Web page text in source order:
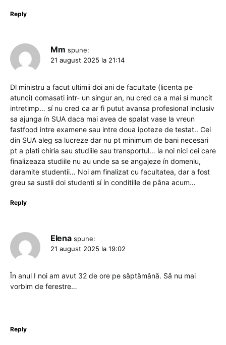
Reply
Mm spune:
21 august 2025 la 21:14
Dl ministru a facut ultimii doi ani de facultate (licenta pe
atunci) comasati intr- un singur an, nu cred ca a mai sí muncit
intretimp… sí nu cred ca ar fi putut avansa profesional inclusiv
sa ajunga ín SUA daca mai avea de spalat vase la vreun
fastfood intre examene sau intre doua ipoteze de testat.. Cei
din SUA aleg sa lucreze dar nu pt minimum de bani necesari
pt a plati chiria sau studiile sau transportul… la noi nici cei care
finalizeaza studiile nu au unde sa se angajeze ín domeniu,
daramite studentii… Noi am finalizat cu facultatea, dar a fost
greu sa sustii doi studenti sí ín conditiile de pâna acum…
Reply
Elena spune:
21 august 2025 la 19:02
În anul I noi am avut 32 de ore pe săptămână. Să nu mai
vorbim de ferestre…
Reply